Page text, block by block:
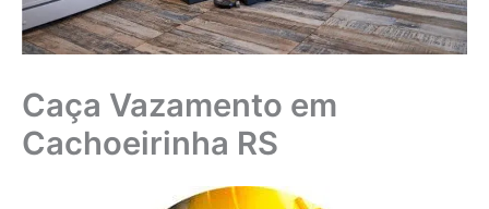
Caça Vazamento em
Cachoeirinha RS